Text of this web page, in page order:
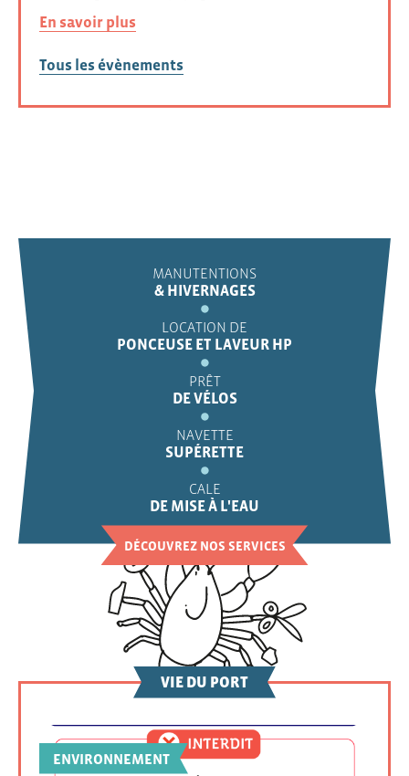
En savoir plus
Tous les évènements
MANUTENTIONS
& HIVERNAGES
LOCATION DE
PONCEUSE ET LAVEUR HP
PRÊT
DE VÉLOS
NAVETTE
SUPÉRETTE
CALE
DE MISE À L'EAU
DÉCOUVREZ NOS SERVICES
VIE DU PORT
ENVIRONNEMENT